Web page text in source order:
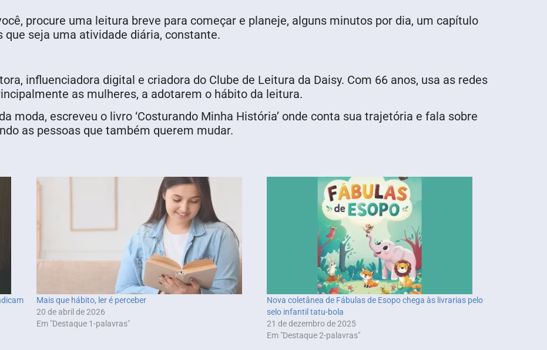
procure uma leitura breve para começar e planeje, alguns minutos por dia, um capítulo
que seja uma atividade diária, constante.
influenciadora digital e criadora do Clube de Leitura da Daisy. Com 66 anos, usa as redes
as mulheres, a adotarem o hábito da leitura.
moda, escreveu o livro ‘Costurando Minha História’ onde conta sua trajetória e fala sobre
as pessoas que também querem mudar.
Mais que hábito, ler é perceber
20 de abril de 2026
Em "Destaque 1-palavras"
Nova coletânea de Fábulas de Esopo chega às livrarias pelo
selo infantil tatu-bola
21 de dezembro de 2025
Em "Destaque 2-palavras"